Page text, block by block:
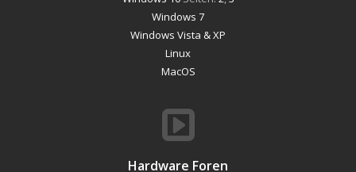
Windows 7
Windows Vista & XP
Linux
MacOS
Hardware Foren